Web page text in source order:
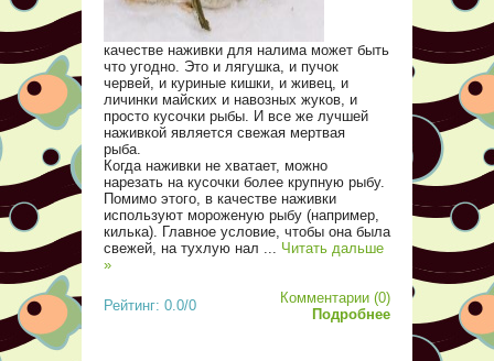
качестве наживки для налима может быть
что угодно. Это и лягушка, и пучок
червей, и куриные кишки, и живец, и
личинки майских и навозных жуков, и
просто кусочки рыбы. И все же лучшей
наживкой является свежая мертвая
рыба.
Когда наживки не хватает, можно
нарезать на кусочки более крупную рыбу.
Помимо этого, в качестве наживки
используют мороженую рыбу (например,
килька). Главное условие, чтобы она была
свежей, на тухлую нал ... Читать дальше
»
Рейтинг: 0.0/0
Комментарии (0)
Подробнее